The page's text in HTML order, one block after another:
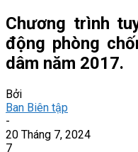
Chương trình
động phòng
dâm năm 2017.
Bởi
Ban Biên tập
-
20 Tháng 7, 2024
7